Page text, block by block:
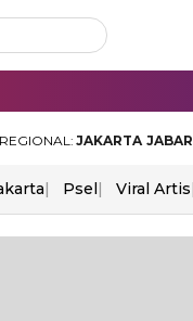
JAKARTA JABAR
Psel Viral Artis